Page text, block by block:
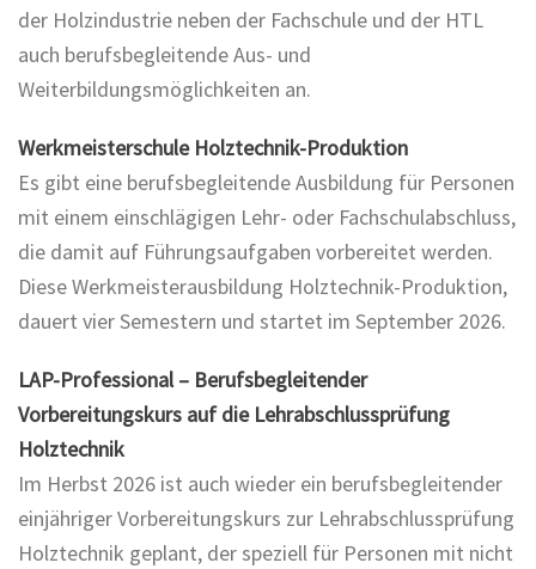
der Holzindustrie neben der Fachschule und der HTL
auch berufsbegleitende Aus- und
Weiterbildungsmöglichkeiten an.
Werkmeisterschule Holztechnik-Produktion
Es gibt eine berufsbegleitende Ausbildung für Personen
mit einem einschlägigen Lehr- oder Fachschulabschluss,
die damit auf Führungsaufgaben vorbereitet werden.
Diese Werkmeisterausbildung Holztechnik-Produktion,
dauert vier Semestern und startet im September 2026.
LAP-Professional – Berufsbegleitender
Vorbereitungskurs auf die Lehrabschlussprüfung
Holztechnik
Im Herbst 2026 ist auch wieder ein berufsbegleitender
einjähriger Vorbereitungskurs zur Lehrabschlussprüfung
Holztechnik geplant, der speziell für Personen mit nicht